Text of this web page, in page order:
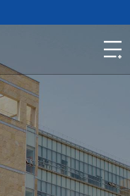
IT전문가를 양성하는